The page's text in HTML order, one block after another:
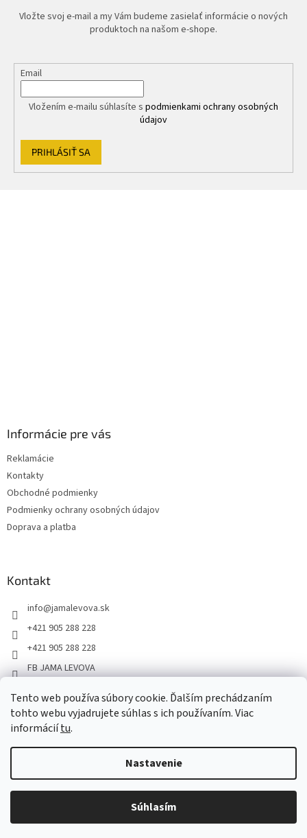
Tento web používa súbory cookie. Ďalším prechádzaním
tohto webu vyjadrujete súhlas s ich používaním. Viac
informáciítu.
Nastavenie
Súhlasím
Vážení zákazníci, z dôvodu dovoleniek môže v tomto období
dochádzať ku predĺženiu dodacích lehôt. Od 30.7. do 10.8. bude
pozastavený aj osobný odber na našom výdajnom mieste. Ďakujeme
Vložte svoj e-mail a my Vám budeme zasielať informácie o nových
produktoch na našom e-shope.
Email
Vložením e-mailu súhlasíte s podmienkami ochrany osobných
údajov
PRIHLÁSIŤ SA
Informácie pre vás
Reklamácie
Kontakty
Obchodné podmienky
Podmienky ochrany osobných údajov
Doprava a platba
Kontakt
info@jamalevova.sk
+421 905 288 228
+421 905 288 228
FB JAMA LEVOVA
JamaLevova
+421905288228
JAMA LEVOVA. Všetky práva vyhradené.